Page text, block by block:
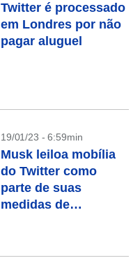
Twitter é processado
em Londres por não
pagar aluguel
19/01/23 - 6:59min
Musk leiloa mobília
do Twitter como
parte de suas
medidas de